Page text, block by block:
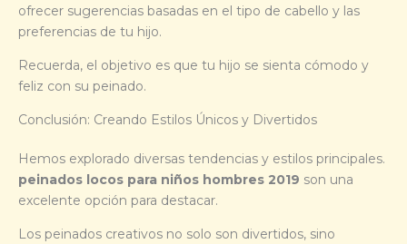
ofrecer sugerencias basadas en el tipo de cabello y las
preferencias de tu hijo.
Recuerda, el objetivo es que tu hijo se sienta cómodo y
feliz con su peinado.
Conclusión: Creando Estilos Únicos y Divertidos
Hemos explorado diversas tendencias y estilos principales.
peinados locos para niños hombres 2019 son una
excelente opción para destacar.
Los peinados creativos no solo son divertidos, sino